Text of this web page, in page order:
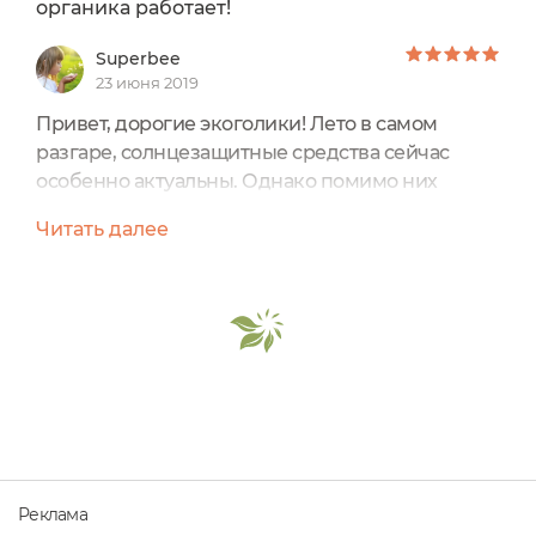
органика работает!
Superbee
23 июня 2019
Привет, дорогие экоголики! Лето в самом
разгаре, солнцезащитные средства сейчас
особенно актуальны. Однако помимо них
претерпевает и другие изменения. Одни
сывороток и легких флюидов. Что касается
меня, то кремы использую в любое время года,
Читать далее
Реклама